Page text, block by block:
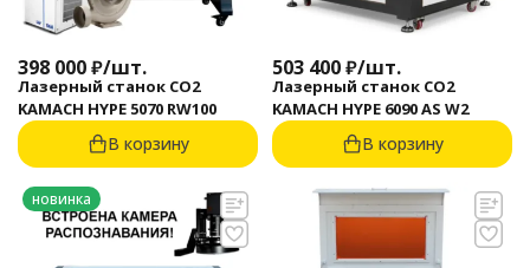
398 000₽/шт.
Лазерный станок CO2
KAMACH HYPE 5070 RW100
В корзину
503 400₽/шт.
Лазерный станок CO2
KAMACH HYPE 6090 AS W2
В корзину
новинка